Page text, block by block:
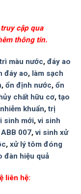
cập qua
thông tin.
màu nước, đáy ao
đáy ao, làm sạch
, ổn định nước, ổn
chất hữu cơ,tạo
khuẩn,trị
sinh mới,vi sinh
007,vi sinh xử
, xử lý tôm đóng
đàn hiệu quả
liên hệ: